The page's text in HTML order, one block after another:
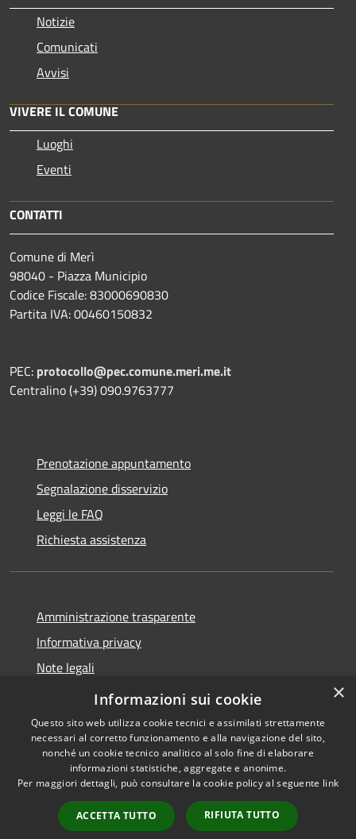
Notizie
Comunicati
Avvisi
VIVERE IL COMUNE
Luoghi
Eventi
CONTATTI
Comune di Merì
98040 - Piazza Municipio
Codice Fiscale: 83000690830
Partita IVA: 00460150832
PEC: protocollo@pec.comune.meri.me.it
Centralino (+39) 090.9763777
Prenotazione appuntamento
Segnalazione disservizio
Leggi le FAQ
Richiesta assistenza
Amministrazione trasparente
Informativa privacy
Note legali
Dichiarazione di accessibilità
Accessibilità
Copyright © 2026 • Comune di
Merì • Powered by
Municipium•
Accesso
redazione
×
Informazioni sui cookie
Questo sito web utilizza cookie tecnici e assimilati strettamente
necessari al corretto funzionamento e alla navigazione del sito,
nonché un cookie tecnico analitico al solo fine di elaborare
informazioni statistiche, aggregate e anonime.
Per maggiori dettagli, può consultare la cookie policy al seguente link
ACCETTA TUTTO RIFIUTA TUTTO